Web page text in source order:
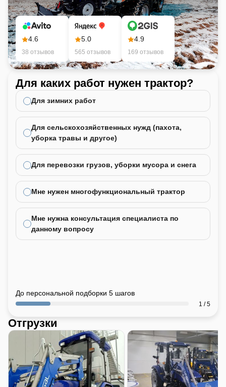
4.6
38 отзывов
5.0
565 отзывов
4.9
169 отзывов
Для каких работ нужен трактор?
Для зимних работ
Для сельскохозяйственных нужд (пахота,
уборка травы и другое)
Для перевозки грузов, уборки мусора и снега
Мне нужен многофункциональный трактор
Мне нужна консультация специалиста по
данному вопросу
До персональной подборки 5 шагов
1 / 5
Отгрузки